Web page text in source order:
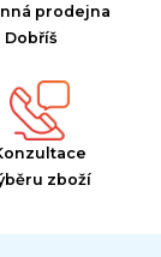
prodejna
Dobříš
zboží